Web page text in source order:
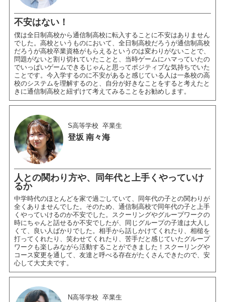
不安はない！
僕は全日制高校から通信制高校に転入することに不安はありません
でした。高校というものにおいて、全日制高校だろうが通信制高校
だろうが高校卒業資格がもらえるというのは変わりがないことで、
問題がないと割り切れていたことと、当時ゲームにハマっていたの
でいっぱいゲームできるじゃんと思ってポジティブな気持ちでいた
ことです。今入学するのに不安があると感じている人は一条校の高
校のシステムを理解するのと、自分が好きなことをすると考えたと
きに通信制高校と紐ずけて考えてみることをお勧めします。
S高等学校 卒業生
登坂 南々海
人との関わり方や、同年代と上手くやっていけ
るか
中学時代のほとんどを家で過ごしていて、同年代の子との関わりが
全くありませんでした。そのため、通信制高校で同年代の子と上手
くやっていけるのか不安でした。スクーリングやグループワークの
時にちゃんと話せるか不安でしたが、同じグループの子達は大人し
くて、良い人ばかりでした。相手から話しかけてくれたり、相槌を
打ってくれたり、笑わせてくれたり、苦手だと感じていたグループ
ワークも楽しみながら活動することができました！スクーリングや
コース変更を通して、友達と呼べる存在がたくさんできたので、安
心して大丈夫です。
N高等学校 卒業生